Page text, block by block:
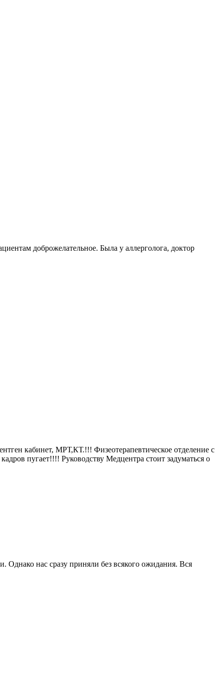
доброжелательное. Была у аллерголога, доктор
кабинет, МРТ,КТ.!!! Физеотерапевтическое отделение с
пугает!!!! Руководству Медцентра стоит задуматься о
нас сразу приняли без всякого ожидания. Вся